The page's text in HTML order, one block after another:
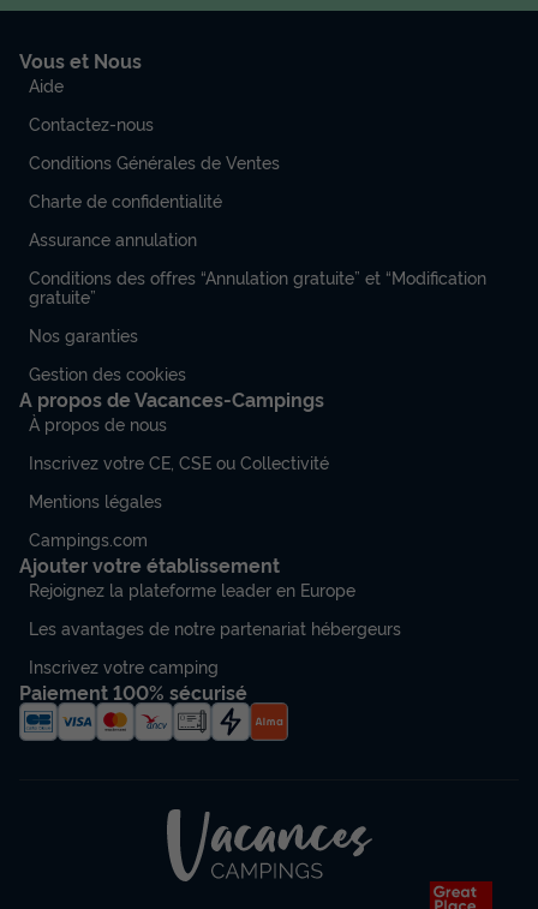
Vous et Nous
Aide
Contactez-nous
Conditions Générales de Ventes
Charte de confidentialité
Assurance annulation
Conditions des offres “Annulation gratuite” et “Modification
gratuite”
Nos garanties
Gestion des cookies
A propos de Vacances-Campings
À propos de nous
Inscrivez votre CE, CSE ou Collectivité
Mentions légales
Campings.com
Ajouter votre établissement
Rejoignez la plateforme leader en Europe
Les avantages de notre partenariat hébergeurs
Inscrivez votre camping
Paiement 100% sécurisé